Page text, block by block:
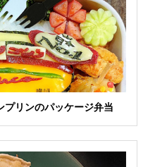
リンのパッケージ弁当